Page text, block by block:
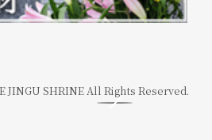
SHRINE All Rights Reserved.